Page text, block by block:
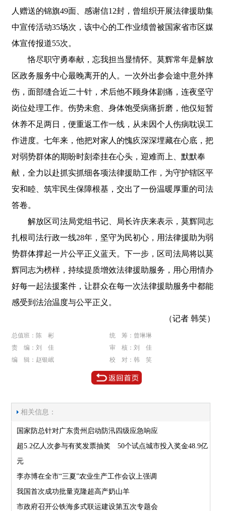
人赠送的锦旗49面、感谢信12封，曾组织开展法律援助集
中宣传活动35场次，该中心的工作业绩曾被国家省市区媒
体宣传报道55次。
恪尽职守勇奉献，忘我担当显情怀。莫辉常年是解放
区政务服务中心最晚离开的人。一次外出参会途中意外摔
伤，面部缝合近二十针，术后他不顾身体剧痛，连夜坚守
岗位处理工作。伤势未愈、身体饱受病痛折磨，他仅短暂
休养不足两日，便重返工作一线，从未因个人伤病耽误工
作进度。七年来，他把对家人的愧疚深深埋藏在心底，把
对弱势群体的期盼时刻牵挂在心头，迎难而上、默默奉
献，全力以赴抓实抓细各项法律援助工作，为守护辖区平
安和睦、筑牢民生保障根基，交出了一份温暖厚重的司法
答卷。
解放区司法局党组书记、局长许庆来表示，莫辉同志
扎根司法行政一线28年，坚守为民初心，用法律援助为弱
势群体撑起一片公平正义蓝天。下一步，区司法局将以莫
辉同志为榜样，持续提质增效法律援助服务，用心用情办
好每一起法援案件，让群众在每一次法律援助服务中都能
感受到法治温度与公平正义。
（记者 韩笑）
总值班：陈 彬
统 筹：曾琳琳
责 编：刘 佳
审 核：刘 佳
编 辑：赵银岷
校 对：韩 笑
相关信息：
国家防总针对广东贵州启动防汛四级应急响应
超5.2亿人次参与有奖发票抽奖 50个试点城市投入奖金48.9亿
元
李亦博在全市“三夏”农业生产工作会议上强调
我国首次成功批量克隆超高产奶山羊
市政府召开公铁海多式联运建设第五次专题会